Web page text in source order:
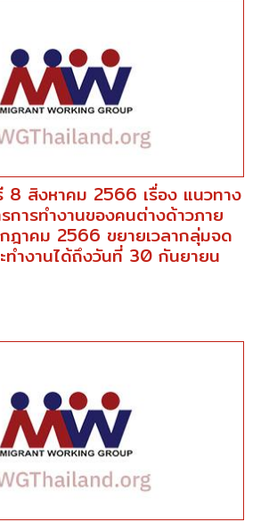
สิงหาคม 2566 เรื่อง แนวทาง
การทำงานของคนต่างด้าวภาย
ฎาคม 2566 ขยายเวลากลุ่มจด
ทำงานได้ถึงวันที่ 30 กันยายน